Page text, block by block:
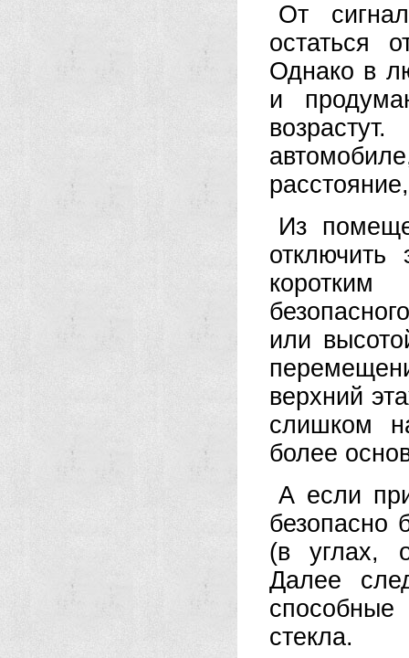
От
остаться
Однако в
и
Из
или
верхний
слишком
более
А если
безопасно
(в углах,
Далее
стекла.